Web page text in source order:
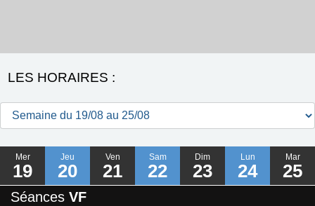
LES HORAIRES :
Mer
19
Jeu
20
Ven
21
Sam
22
Dim
23
Lun
24
Mar
25
Séances VF